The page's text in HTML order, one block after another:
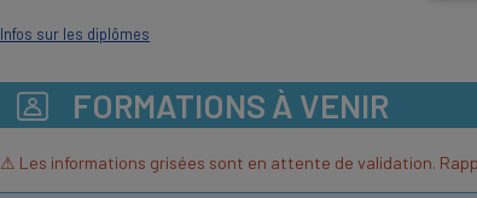
Infos sur les diplômes
FORMATIONS À VENIR
⚠ Les informations grisées sont en attente de validation.